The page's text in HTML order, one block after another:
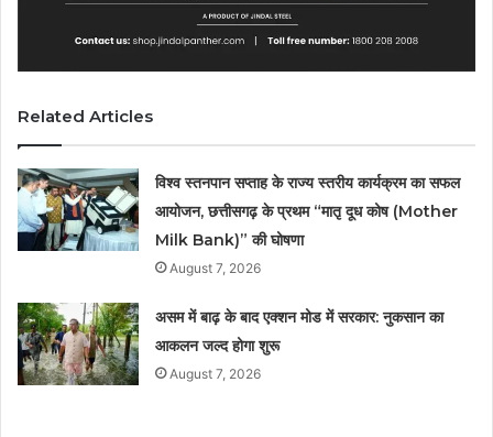
Related Articles
विश्व स्तनपान सप्ताह के राज्य स्तरीय कार्यक्रम का सफल
आयोजन, छत्तीसगढ़ के प्रथम “मातृ दूध कोष (Mother
Milk Bank)” की घोषणा
August 7, 2026
असम में बाढ़ के बाद एक्शन मोड में सरकार: नुकसान का
आकलन जल्द होगा शुरू
August 7, 2026